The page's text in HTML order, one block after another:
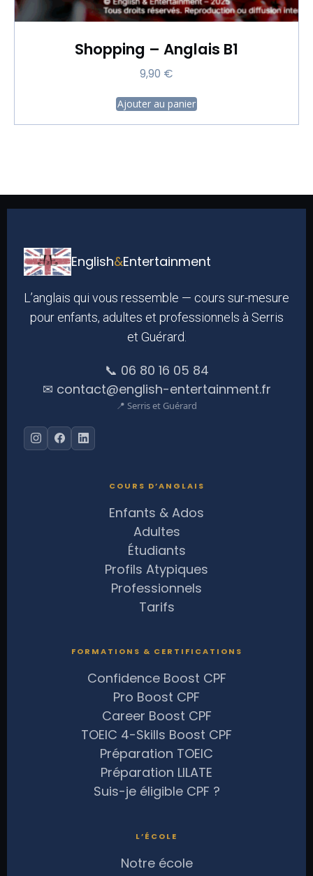
Shopping – Anglais B1
9,90 €
Ajouter au panier
English&Entertainment
L’anglais qui vous ressemble — cours sur-mesure
pour enfants, adultes et professionnels à Serris
et Guérard.
📞 06 80 16 05 84
✉ contact@english-entertainment.fr
📍 Serris et Guérard
COURS D’ANGLAIS
Enfants & Ados
Adultes
Étudiants
Profils Atypiques
Professionnels
Tarifs
FORMATIONS & CERTIFICATIONS
Confidence Boost CPF
Pro Boost CPF
Career Boost CPF
TOEIC 4-Skills Boost CPF
Préparation TOEIC
Préparation LILATE
Suis-je éligible CPF ?
L’ÉCOLE
Notre école